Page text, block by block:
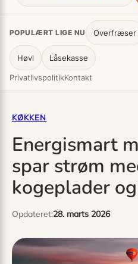
POPULÆRT LIGE NU Overfræser
Høvl Låsekasse
PrivatlivspolitikKontakt
KØKKEN
Energismart
spar strøm
kogeplader
Opdateret:28. marts 2026